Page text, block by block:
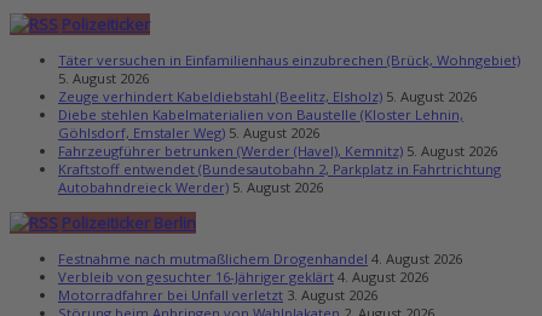
Polizeiticker
Täter versuchen in Einfamilienhaus einzubrechen (Brück, Wohngebiet)
5. August 2026
Zeuge verhindert Kabeldiebstahl (Beelitz, Elsholz) 5. August 2026
Diebe stehlen Kabelmaterialien von Baustelle (Kloster Lehnin,
Göhlsdorf, Emstaler Weg) 5. August 2026
Fahrzeugführer betrunken (Werder (Havel), Kemnitz) 5. August 2026
Kraftstoff entwendet (Bundesautobahn 2, Parkplatz in Fahrtrichtung
Autobahndreieck Werder) 5. August 2026
Polizeiticker Berlin
Festnahme nach mutmaßlichem Drogenhandel 4. August 2026
Verbleib von gesuchter 16-Jähriger geklärt 4. August 2026
Motorradfahrer bei Unfall verletzt 3. August 2026